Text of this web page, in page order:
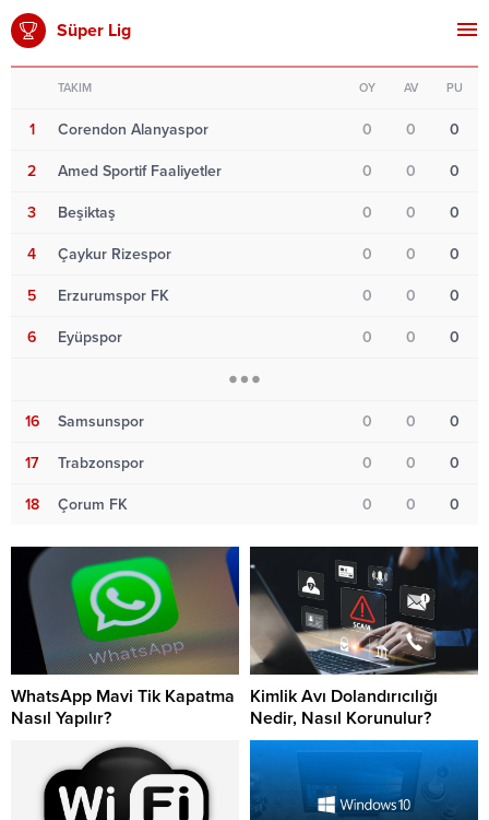
Süper Lig
TAKIM OY AV PU
1 Corendon Alanyaspor 0 0 0
2 Amed Sportif Faaliyetler 0 0 0
3 Beşiktaş 0 0 0
4 Çaykur Rizespor 0 0 0
5 Erzurumspor FK 0 0 0
6 Eyüpspor 0 0 0
16 Samsunspor 0 0 0
17 Trabzonspor 0 0 0
18 Çorum FK 0 0 0
WhatsApp Mavi Tik Kapatma
Nasıl Yapılır?
Kimlik Avı Dolandırıcılığı
Nedir, Nasıl Korunulur?